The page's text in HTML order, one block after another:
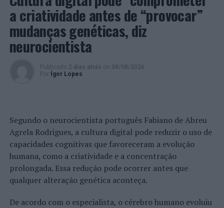
PRÓXIMO
Lagos: Município adia a aceitação das novas
competências de ação social
NÃO PERCA
Construção: Indicadores na reabilitação urbana com
tendência de recuperação
a criatividade antes de “provocar”
mudanças genéticas, diz
neurocientista
Publicado 2 dias atrás on 08/08/2026
Por
Ígor Lopes
Segundo o neurocientista português Fabiano de Abreu
Agrela Rodrigues, a cultura digital pode reduzir o uso de
capacidades cognitivas que favoreceram a evolução
humana, como a criatividade e a concentração
prolongada. Essa redução pode ocorrer antes que
qualquer alteração genética aconteça.
De acordo com o especialista, o cérebro humano evoluiu